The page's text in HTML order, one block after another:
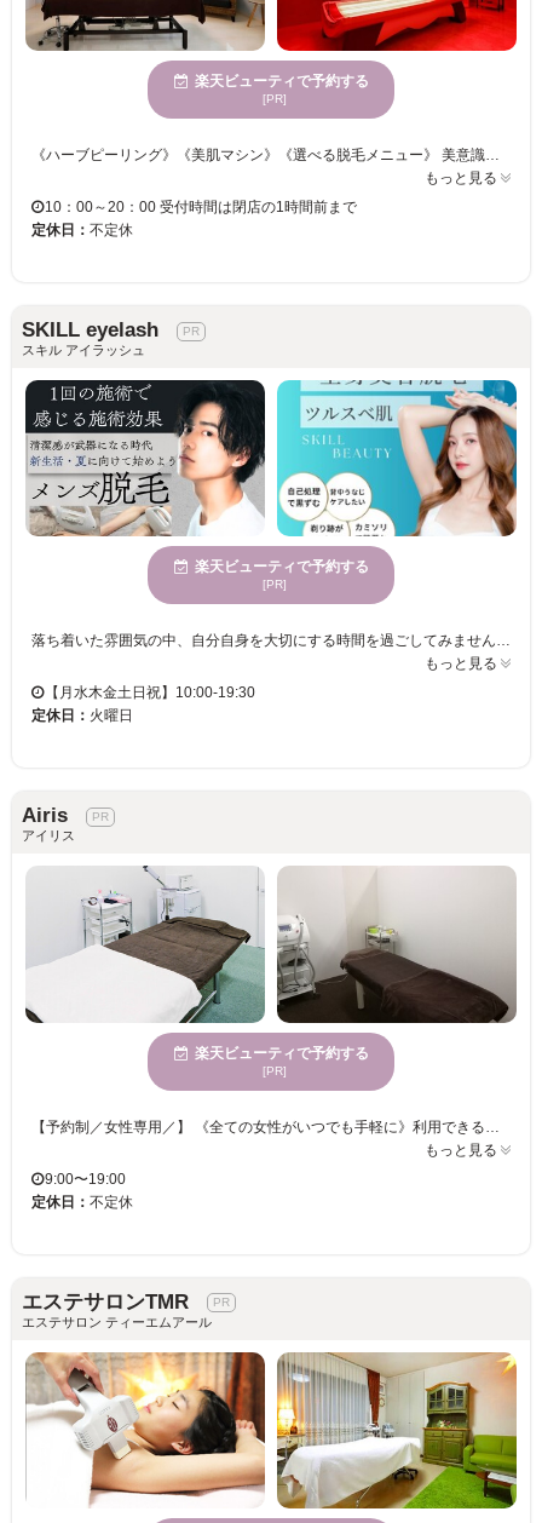
楽天ビューティで予約する
[PR]
《ハーブピーリング》《美肌マシン》《選べる脱毛メニュー》 美意識が高い方も。お肌の不調で長いこと悩んでいる方も。子育て中のママも♪♪ 初めての方でも安心して体験できるメニューをご用意◎ なかなか取れないお肉やお腹周り、脚など自分でどうにもならない時はプロにお任せ！ お肌の土台を強化◎ワンランクアップのお肌に導きます！ 全身の気になる箇所を徹底ケア！！脱毛でお肌もキレイに♪ お客様の理想なキレイを＜GRANSHEL＞がお手伝いさせて頂きます☆彡
もっと見る
10：00～20：00 受付時間は閉店の1時間前まで
定休日： 不定休
SKILL eyelash
スキル アイラッシュ
楽天ビューティで予約する
[PR]
落ち着いた雰囲気の中、自分自身を大切にする時間を過ごしてみませんか。SKILL eyelashでは、リラックスした環境で多様なお客様に満足いただける美肌ケアを提案しています。幅広い年齢層の方々に対応し、個室があるためプライベートな空間でゆったりとしたひとときをお楽しみいただけます。駅からわずか徒歩5分でアクセスも良く、都度払い可能なリーズナブル価格で毛穴洗浄や脱毛を体験できるのは珍しいことです。お客様のニーズに合った高品質なサービスを、プロフェッショナルがしっかりとサポートします。特に「毛穴洗浄」、「ララピール」、「脱毛」など、話題のトリートメントでお肌を理想的な状態に。SKILL eyelashで、あなただけの美しさを見つけてみませんか。豊富な経験を持つスタッフが、あなたのキレイを全力でサポートします。普段感じるお悩みを解決へと導く場所です。
もっと見る
【月水木金土日祝】10:00-19:30
定休日： 火曜日
Airis
アイリス
楽天ビューティで予約する
[PR]
もっと見る
9:00〜19:00
定休日： 不定休
エステサロンTMR
エステサロン ティーエムアール